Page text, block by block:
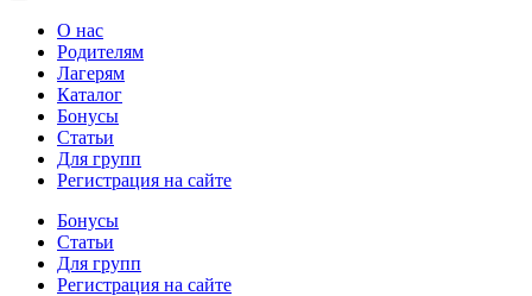
О нас
Родителям
Лагерям
Каталог
Бонусы
Статьи
Для групп
Регистрация на сайте
Бонусы
Статьи
Для групп
Регистрация на сайте